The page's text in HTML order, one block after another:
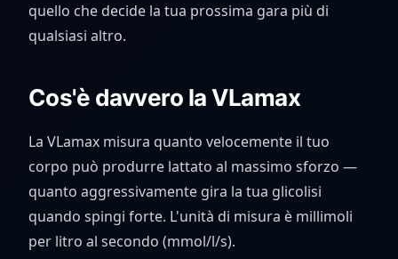
quello che decide la tua prossima gara più di
qualsiasi altro.
Cos'è davvero la VLamax
La VLamax misura quanto velocemente il tuo
corpo può produrre lattato al massimo sforzo —
quanto aggressivamente gira la tua glicolisi
quando spingi forte. L'unità di misura è millimoli
per litro al secondo (mmol/l/s).